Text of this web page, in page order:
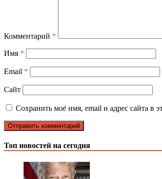
Комментарий *
Имя *
Email *
Сайт
Сохранить моё имя, email и адрес сайта в
Топ новостей на сегодня